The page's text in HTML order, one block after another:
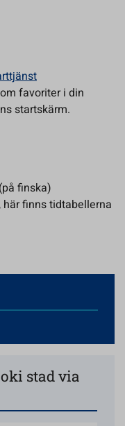
favoriter i din
startskärm.
(på finska)
finns tidtabellerna
stad via